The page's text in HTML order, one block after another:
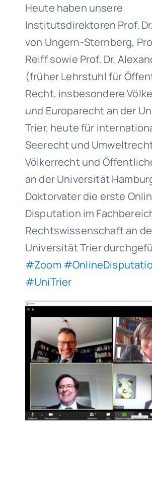
Heute haben unsere
Institutsdirektoren Prof.
von Ungern-Sternberg,
Reiff sowie Prof. Dr.
(früher Lehrstuhl für
Recht, insbesondere
und Europarecht an der
Trier, heute für
Seerecht und
Völkerrecht und
an der Universität
Doktorvater die erste
Disputation im
Rechtswissenschaft an
Universität Trier
#Zoom
#UniTrier